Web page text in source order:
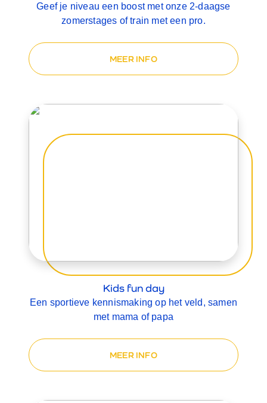
Geef je niveau een boost met onze 2-daagse
zomerstages of train met een pro.
MEER INFO
Kids fun day
Een sportieve kennismaking op het veld, samen
met mama of papa
MEER INFO